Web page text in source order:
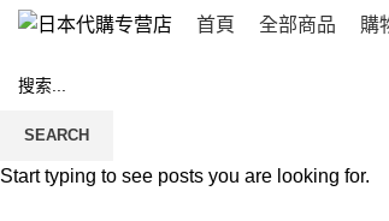
首頁 全部商品 購
SEARCH
Start typing to see posts you are looking for.